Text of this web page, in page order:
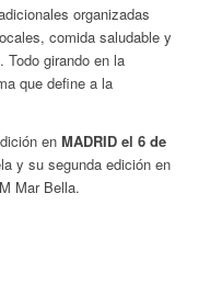
organizadas
comida saludable y
Todo girando en la
que define a la
en MADRID el 6 de
y su segunda edición en
Mar Bella.